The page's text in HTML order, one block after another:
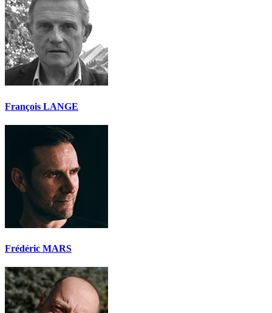
François LANGE
Frédéric MARS